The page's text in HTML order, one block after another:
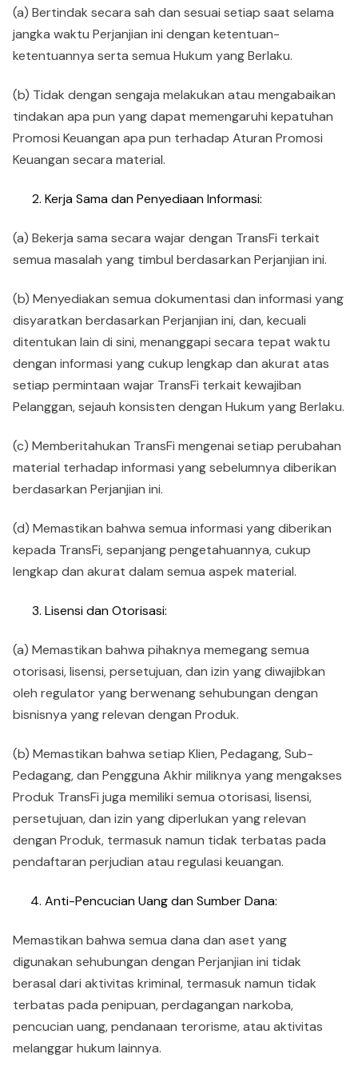
(a) Bertindak secara sah dan sesuai setiap saat selama
jangka waktu Perjanjian ini dengan ketentuan-
ketentuannya serta semua Hukum yang Berlaku.
(b) Tidak dengan sengaja melakukan atau mengabaikan
tindakan apa pun yang dapat memengaruhi kepatuhan
Promosi Keuangan apa pun terhadap Aturan Promosi
Keuangan secara material.
Kerja Sama dan Penyediaan Informasi:
(a) Bekerja sama secara wajar dengan TransFi terkait
semua masalah yang timbul berdasarkan Perjanjian ini.
(b) Menyediakan semua dokumentasi dan informasi yang
disyaratkan berdasarkan Perjanjian ini, dan, kecuali
ditentukan lain di sini, menanggapi secara tepat waktu
dengan informasi yang cukup lengkap dan akurat atas
setiap permintaan wajar TransFi terkait kewajiban
Pelanggan, sejauh konsisten dengan Hukum yang Berlaku.
(c) Memberitahukan TransFi mengenai setiap perubahan
material terhadap informasi yang sebelumnya diberikan
berdasarkan Perjanjian ini.
(d) Memastikan bahwa semua informasi yang diberikan
kepada TransFi, sepanjang pengetahuannya, cukup
lengkap dan akurat dalam semua aspek material.
Lisensi dan Otorisasi:
(a) Memastikan bahwa pihaknya memegang semua
otorisasi, lisensi, persetujuan, dan izin yang diwajibkan
oleh regulator yang berwenang sehubungan dengan
bisnisnya yang relevan dengan Produk.
(b) Memastikan bahwa setiap Klien, Pedagang, Sub-
Pedagang, dan Pengguna Akhir miliknya yang mengakses
Produk TransFi juga memiliki semua otorisasi, lisensi,
persetujuan, dan izin yang diperlukan yang relevan
dengan Produk, termasuk namun tidak terbatas pada
pendaftaran perjudian atau regulasi keuangan.
Anti-Pencucian Uang dan Sumber Dana:
Memastikan bahwa semua dana dan aset yang
digunakan sehubungan dengan Perjanjian ini tidak
berasal dari aktivitas kriminal, termasuk namun tidak
terbatas pada penipuan, perdagangan narkoba,
pencucian uang, pendanaan terorisme, atau aktivitas
melanggar hukum lainnya.